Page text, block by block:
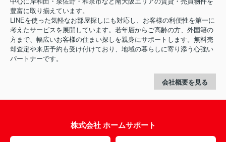
豊富に取り揃えています。
LINEを使った気軽なお部屋探しにも対応し、お客様の利便性を第一に
考えたサービスを展開しています。若年層からご高齢の方、外国籍の
方まで、幅広いお客様の住まい探しを親身にサポートします。無料売
却査定や来店予約も受け付けており、地域の暮らしに寄り添う心強い
パートナーです。
会社概要を見る
株式会社 ホームサポート